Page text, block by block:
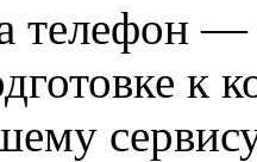
телефон —
к